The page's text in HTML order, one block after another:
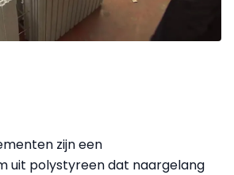
zijn een
uit polystyreen dat naargelang